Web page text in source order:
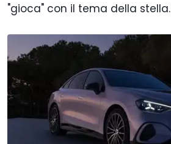
"gioca" con il tema della stella.